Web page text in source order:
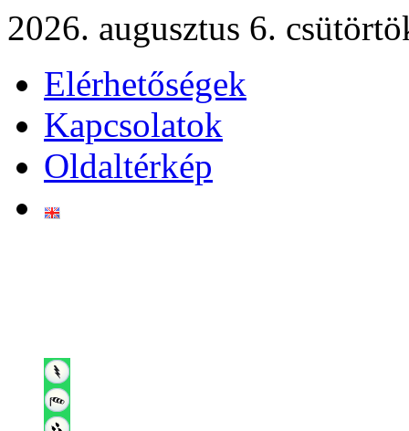
2026. augusztus 6.
Elérhetőségek
Kapcsolatok
Oldaltérkép